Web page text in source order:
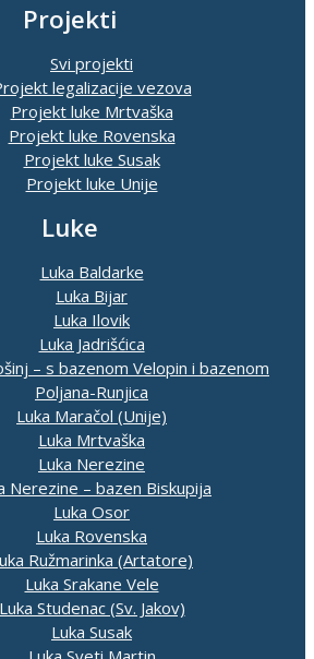
Projekti
Svi projekti
legalizacije vezova
Projekt luke Mrtvaška
Projekt luke Rovenska
Projekt luke Susak
Projekt luke Unije
Luke
Luka Baldarke
Luka Bijar
Luka Ilovik
Luka Jadrišćica
– s bazenom Velopin i bazenom
Poljana-Runjica
Luka Maračol (Unije)
Luka Mrtvaška
Luka Nerezine
Nerezine – bazen Biskupija
Luka Osor
Luka Rovenska
Ružmarinka (Artatore)
Luka Srakane Vele
Luka Studenac (Sv. Jakov)
Luka Susak